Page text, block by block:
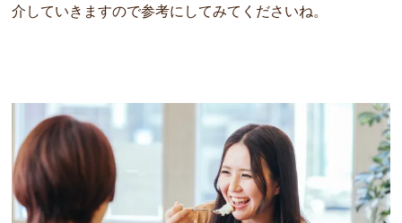
介していきますので参考にしてみてくださいね。